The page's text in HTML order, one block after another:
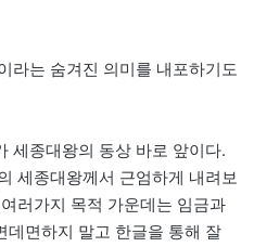
라는 숨겨진 의미를 내포하기도
세종대왕의 동상 바로 앞이다.
세종대왕께서 근엄하게 내려보
러가지 목적 가운데는 임금과
데면하지 말고 한글을 통해 잘